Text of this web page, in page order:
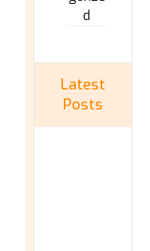
d
Latest
Posts